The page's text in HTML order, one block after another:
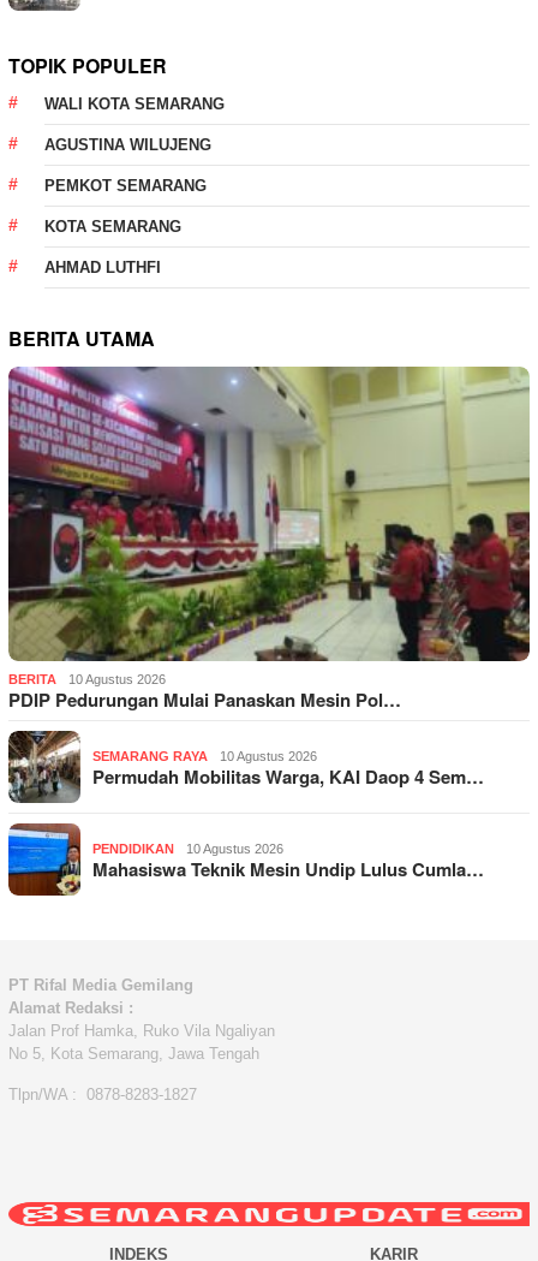
TOPIK POPULER
WALI KOTA SEMARANG
AGUSTINA WILUJENG
PEMKOT SEMARANG
KOTA SEMARANG
AHMAD LUTHFI
BERITA UTAMA
BERITA 10 Agustus 2026
PDIP Pedurungan Mulai Panaskan Mesin Pol…
SEMARANG RAYA 10 Agustus 2026
Permudah Mobilitas Warga, KAI Daop 4 Sem…
PENDIDIKAN 10 Agustus 2026
Mahasiswa Teknik Mesin Undip Lulus Cumla…
PT Rifal Media Gemilang
Alamat Redaksi :
Jalan Prof Hamka, Ruko Vila Ngaliyan
No 5, Kota Semarang, Jawa Tengah
Tlpn/WA : 0878-8283-1827
INDEKS KARIR